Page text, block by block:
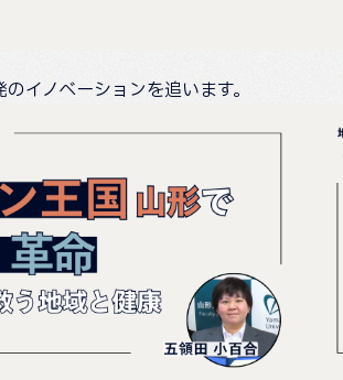
イノベーションを追います。